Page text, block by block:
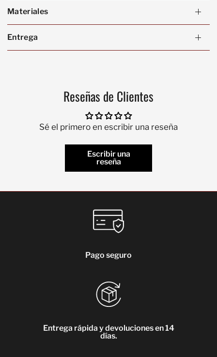
Materiales
Entrega
Reseñas de Clientes
Sé el primero en escribir una reseña
Escribir una
reseña
Pago seguro
Entrega rápida y devoluciones en 14
días.